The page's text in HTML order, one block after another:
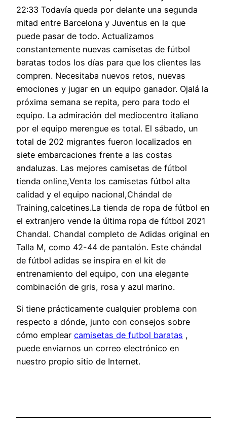
22:33 Todavía queda por delante una segunda
mitad entre Barcelona y Juventus en la que
puede pasar de todo. Actualizamos
constantemente nuevas camisetas de fútbol
baratas todos los días para que los clientes las
compren. Necesitaba nuevos retos, nuevas
emociones y jugar en un equipo ganador. Ojalá la
próxima semana se repita, pero para todo el
equipo. La admiración del mediocentro italiano
por el equipo merengue es total. El sábado, un
total de 202 migrantes fueron localizados en
siete embarcaciones frente a las costas
andaluzas. Las mejores camisetas de fútbol
tienda online,Venta los camisetas fútbol alta
calidad y el equipo nacional,Chándal de
Training,calcetines.La tienda de ropa de fútbol en
el extranjero vende la última ropa de fútbol 2021
Chandal. Chandal completo de Adidas original en
Talla M, como 42-44 de pantalón. Este chándal
de fútbol adidas se inspira en el kit de
entrenamiento del equipo, con una elegante
combinación de gris, rosa y azul marino.
Si tiene prácticamente cualquier problema con
respecto a dónde, junto con consejos sobre
cómo emplear camisetas de futbol baratas ,
puede enviarnos un correo electrónico en
nuestro propio sitio de Internet.